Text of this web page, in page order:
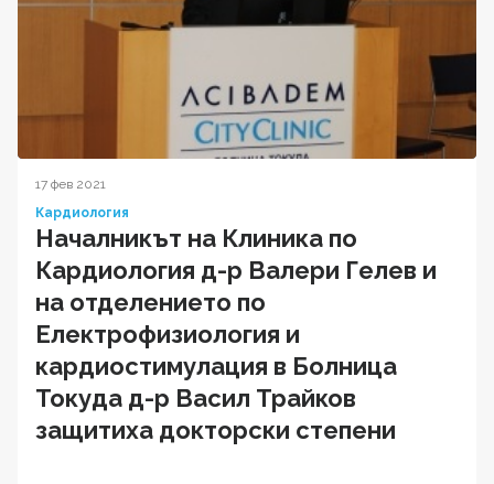
17 фев 2021
Кардиология
Началникът на Клиника по
Кардиология д-р Валери Гелев и
на отделението по
Електрофизиология и
кардиостимулация в Болница
Токуда д-р Васил Трайков
защитиха докторски степени